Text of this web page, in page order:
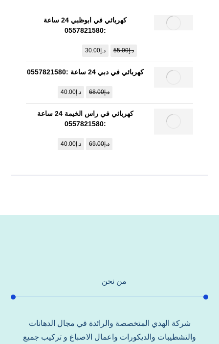
كهربائي في ابوظبي 24 ساعة
:0557821580
د.إ55.00 د.إ 30.00
كهربائي في دبي 24 ساعة :0557821580
د.إ68.00 د.إ 40.00
كهربائي في راس الخيمة 24 ساعة
:0557821580
د.إ69.00 د.إ 40.00
من نحن
شركة الهدي المتخصصة والرائدة في مجال الدهانات
والتشطيبات والديكورات واعمال الاصباغ و تركيب جميع